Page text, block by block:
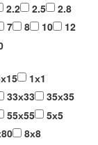
2.2 2.5
2.8
7 8 10
12
1х1
33х33
35х35
55х55
5х5
8х8